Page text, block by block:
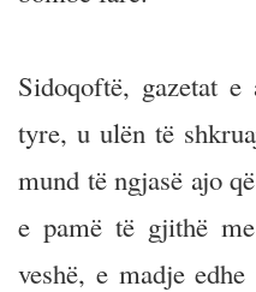
Sidoqoftë, gazetat e
tyre, u ulën të
mund të ngjasë ajo
e pamë të gjithë
veshë, e madje